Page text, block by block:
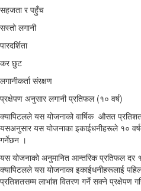
सहजता र पहुँच
सस्तो लगानी
पारदर्शिता
कर छुट
लगानीकर्ता संरक्षण
प्रक्षेपण अनुसार लगानी प्रतिफल (१० वर्ष)
क्यापिटलले यस योजनाको वार्षिक औसत
यसअनुसार यस योजनाका इकाईधनीहरूले १०
गर्नेछन ।
यस योजनाको अनुमानित आन्तरिक प्रतिफल दर
क्यापिटलले यस योजनाका इकाईधनीहरूलाई
प्रतिशतसम्म लाभांश वितरण गर्ने सक्ने प्रक्षेपण